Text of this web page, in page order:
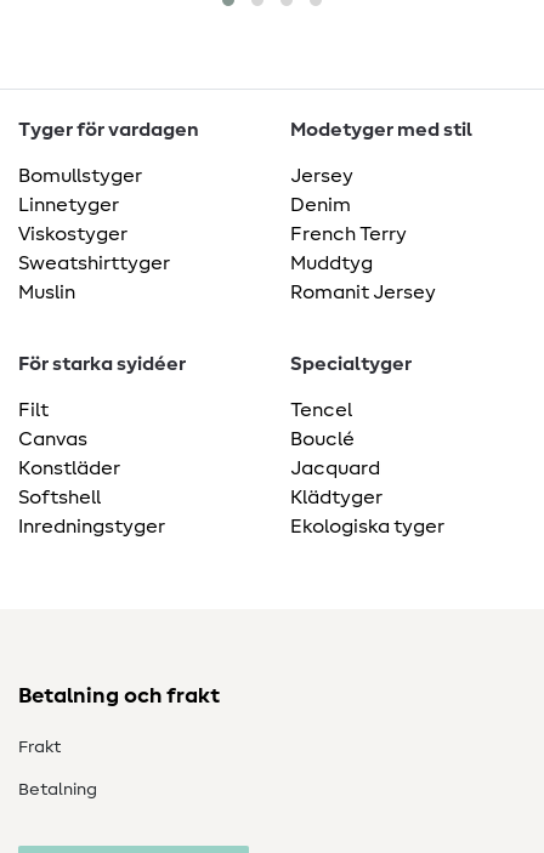
Tyger för vardagen
Bomullstyger
Linnetyger
Viskostyger
Sweatshirttyger
Muslin
Modetyger med stil
Jersey
Denim
French Terry
Muddtyg
Romanit Jersey
För starka syidéer
Filt
Canvas
Konstläder
Softshell
Inredningstyger
Specialtyger
Tencel
Bouclé
Jacquard
Klädtyger
Ekologiska tyger
Betalning och frakt
Frakt
Betalning